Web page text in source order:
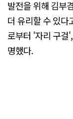
발전을 위해 김부
더 유리할 수 있다
로부터 '자리 구걸
명했다.